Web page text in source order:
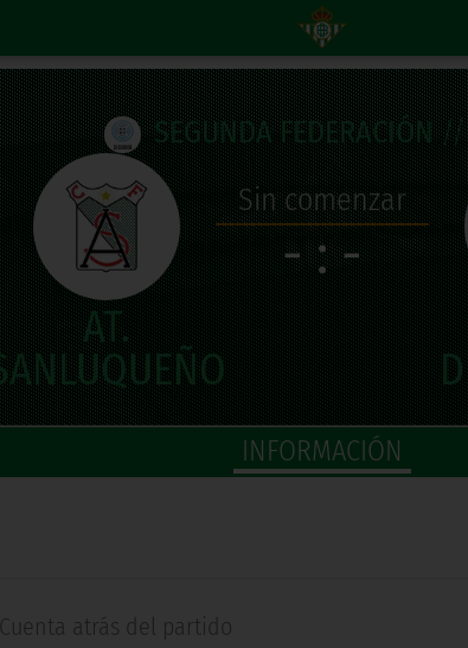
SEGUNDA FEDERACIÓN//
Sin comenzar
- : -
INFORMACIÓN
Cuenta atrás del partido